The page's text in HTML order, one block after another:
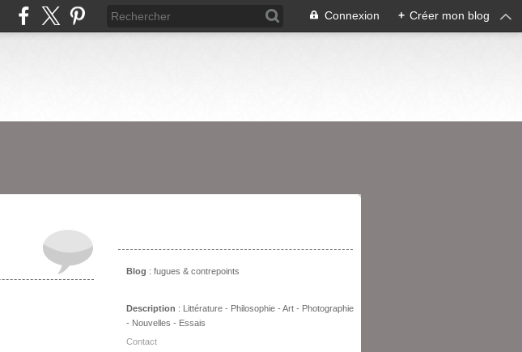
Connexion + Créer mon blog
Blog : fugues & contrepoints
Description : Littérature - Philosophie - Art - Photographie
- Nouvelles - Essais
Contact